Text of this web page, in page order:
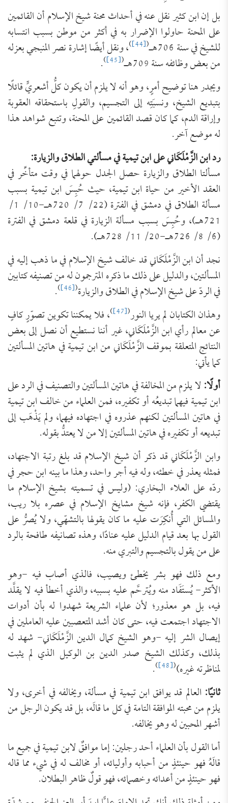
بل إن ابن كثير نقل عنه في أحداث محنة شيخ الإسلام أن القائمين
على المحنة حاولوا الإضرار به في أكثر من موطن بسبب انتسابه
للشيخ في سنة 706هـ (
[44]
)، ونقل أيضًا إشارة نصر المنبجي بعزله
من بعض وظائفه سنة 709هـ (
[45]
)
.
ويجدر هنا توضيح أمرٍ، وهو أنه لا يلزم أن يكون كلُّ أشعريٍّ قائلًا
بتبديع الشيخ، ونسبَتِه إلى التجسيم، والقولِ باستحقاقه العقوبة
وإراقة الدم، كما كان قصد القائمين على المحنة، وتتبع شواهد هذا
له موضع آخر.
رد ابن الزَّمْلَكَاني على ابن تيمية في مسألتي الطلاق والزيارة:
مسألتا الطلاق والزيارة حصل الجدل حولهما في وقت متأخِّر في
العقد الأخير من حياة ابن تيمية، حيث حُبِسَ ابن تيمية بسبب
مسألة الطلاق في دمشق في الفترة (22/ 7/ 720هـ-10/ 1/
721هـ)، وحُبِسَ بسبب مسألة الزيارة في قلعة دمشق في الفترة
(6/ 8/ 726هـ-20/ 11/ 728هـ).
نجد أن ابن الزَّمْلَكَاني قد خالف شيخ الإسلام في ما ذهب إليه في
المسألتين، والدليل على ذلك ما ذكره المترجمون له من تصنيفه كتابين
في الردّ على شيخ الإسلام في الطلاق والزيارة(
[46]
)
.
وهذان الكتابان لم يريا النور(
[47]
)، فلا يمكننا تكوين تصوّرٍ كافٍ
عن معالم رأي ابن الزَّمْلَكَاني، غير أننا نستطيع أن نصل إلى بعض
النتائج المتعلقة بموقف الزَّمْلَكَاني من ابن تيمية في هاتين المسألتين
كما يأتي:
أولًا:لا يلزم من المخالفة في هاتين المسألتين والتصنيف في الرد على
ابن تيمية فيهما تبديعُه أو تكفيره، فمن العلماء من خالف ابن تيمية
في هاتين المسألتين لكنهم عذروه في اجتهاده فيهما، ولم يَذْهَب إلى
تبديعه أو تكفيره في هاتين المسألتين إلا من لا يعتدُّ بقوله.
وابن الزَّمْلَكَاني قد ذكر أن شيخ الإسلام قد بلغ رتبة الاجتهاد،
فمثله يعذر في خطئه، وله فيه أجر واحد، وهذا ما بينه ابن حجر في
ردّه على العلاء البخاري: (وليس في تسميته بشيخ الإسلام ما
يقتضي الكفر، فإنه شيخ مشايخ الإسلام في عصره بلا ريب،
والمسائل التي أُنكِرَت عليه ما كان يقولها بالتشهّي، ولا يُصرُّ على
القول بها بعد قيام الدليل عليه عنادًا، وهذه تصانيفه طافحة بالرد
على من يقول بالتجسيم والتبري منه.
ومع ذلك فهو بشر يخطئ ويصيب، فالذي أصاب فيه -وهو
الأكثر- يُستَفَاد منه ويُترحَّم عليه بسببه، والذي أخطأ فيه لا يقلَّد
فيه، بل هو معذور؛ لأن علماء الشريعة شهدوا له بأن أدوات
الاجتهاد اجتمعت فيه، حتى كان أشد المتعصبين عليه العاملين في
إيصال الشر إليه -وهو الشيخ كمال الدين ‌الزَّمْلَكَاني- شهد له
بذلك، وكذلك الشيخ صدر الدين بن الوكيل الذي لم يثبت
لمناظرته غيره)(
[48]
)
.
ثانيًا: العالم قد يوافق ابن تيمية في مسألة، ويخالفه في أخرى، ولا
يلزم من محبته الموافقة التامة في كل ما قالَه، بل قد يكون الرجل من
أشهر المحبين له وهو يخالفه.
أما القول بأن العلماء أحد رجلين: إما موافقٌ لابن تيمية في جميع ما
قالَهُ فهو حينئذٍ من أحبابه وأوليائه، أو مخالف له في شيء مما قاله
فهو حينئذٍ من أعدائه وخصمائه، فهو قولٌ ظاهر البطلان.